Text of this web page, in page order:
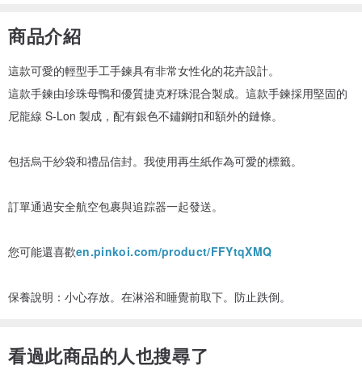
商品介紹
這款可愛的輕型手工手鍊具有非常女性化的花卉設計。
這款手鍊由珍珠母鴨和優質捷克籽珠混合製成。這款手鍊採用堅固的
尼龍線 S-Lon 製成，配有銀色不鏽鋼扣和額外的鏈條。
包括烏干紗袋和禮品信封。我使用再生紙作為可愛的標籤。
訂單通過安全航空包裹與追踪器一起發送。
您可能還喜歡en.pinkoi.com/product/FFYtqXMQ
保養說明：小心存放。在淋浴和睡覺前取下。防止跌倒。
看過此商品的人也搜尋了